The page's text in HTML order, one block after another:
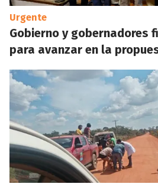
Urgente
Gobierno y gobernadores
para avanzar en la